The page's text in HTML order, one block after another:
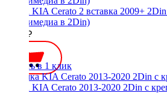
Рамка KIA Cerato 2 вставка 2009+
мультимедиа в 2Din)
1400 ₽
Купить в 1 клик
Рамка KIA Cerato 2013-2020 2Din с